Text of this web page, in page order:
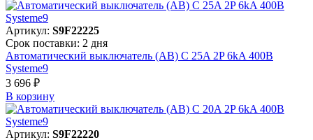
Артикул: S9F22225
Срок поставки: 2 дня
Автоматический выключатель (АВ) C 25A 2P 6kA 400В
Systeme9
3 696 ₽
В корзинy
Артикул: S9F22220